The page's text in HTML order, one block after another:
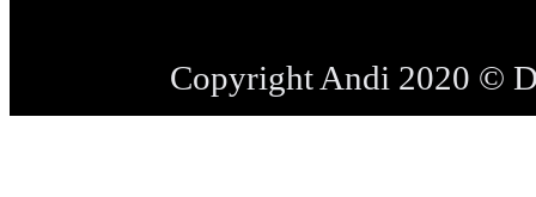
Copyright Andi 2020 ©